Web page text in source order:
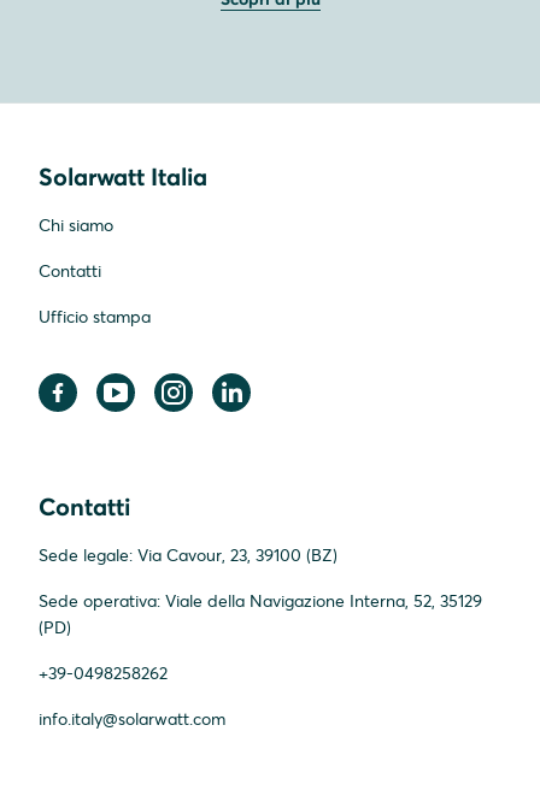
Solarwatt Italia
Chi siamo
Contatti
Ufficio stampa
Contatti
Sede legale: Via Cavour, 23, 39100 (BZ)
Sede operativa: Viale della Navigazione Interna, 52, 35129
(PD)
+39-0498258262
info.italy@solarwatt.com